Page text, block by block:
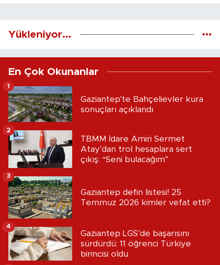
Yükleniyor...
En Çok Okunanlar
Gaziantep'te Bahçelievler kura
sonuçları açıklandı
1
TBMM İdare Amiri Sermet
Atay’dan trol hesaplara sert
çıkış: “Seni bulacağım”
2
Gaziantep defin listesi! 25
Temmuz 2026 kimler vefat etti?
3
Gaziantep LGS’de başarısını
sürdürdü: 11 öğrenci Türkiye
birincisi oldu
4